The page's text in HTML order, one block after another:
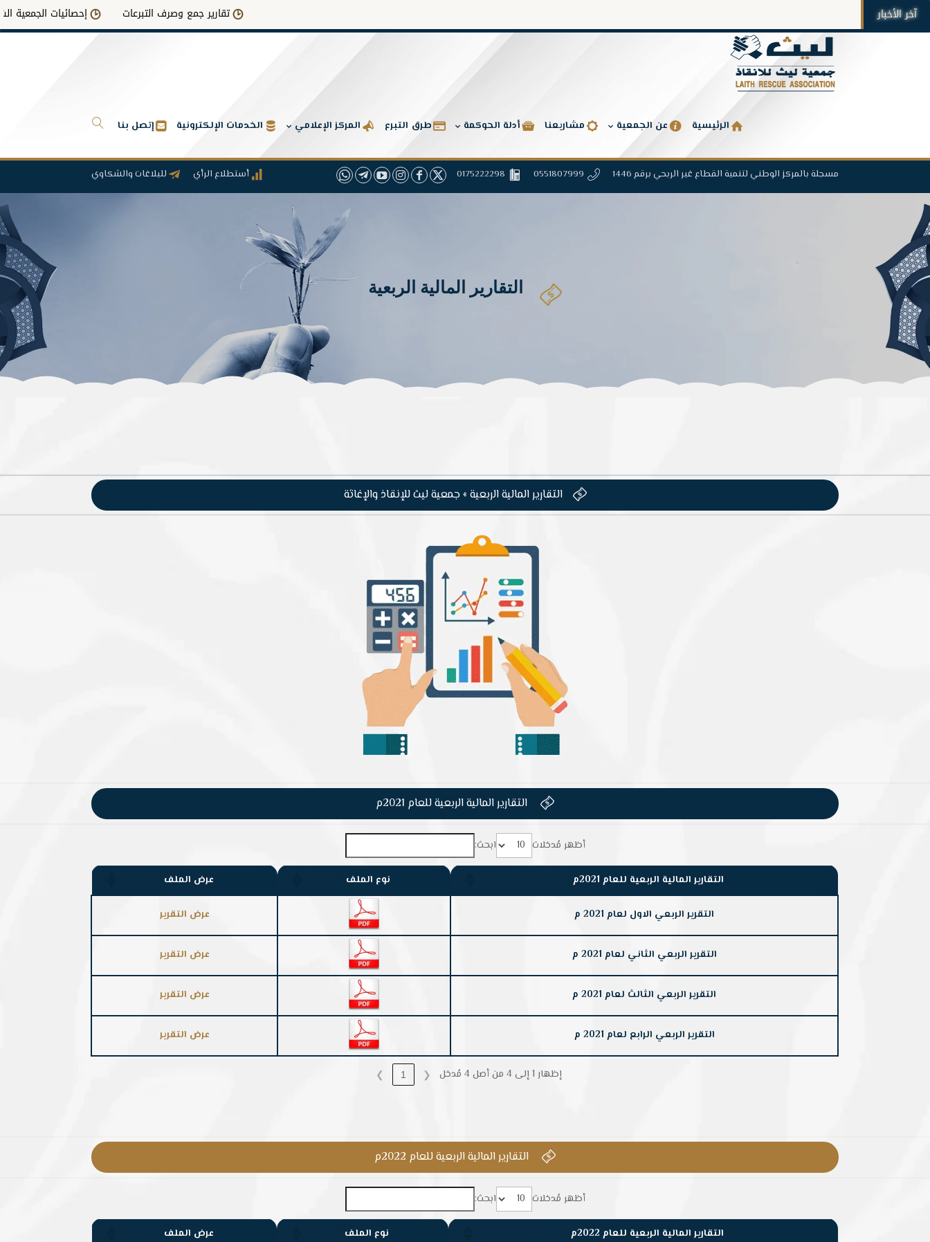
آخر الأخبار تقارير جمع وصرف التبرعات إحصائيات الجمعية الشاملة
الرئيسية عن الجمعية مشاريعنا أدلة الحوكمة طرق التبرع المركز الإعلامي الخدمات الإلكترونية إتصل بنا
مسجلة بالمركز الوطني لتنمية القطاع غير الربحي برقم 1446 0551807999
0175222298 أستطلاع الرأي للبلاغات والشكاوي
 التقارير المالية الربعية
 التقارير المالية الربعية » جمعية ليث للإنقاذ والإغاثة
 التقارير المالية الربعية للعام 2021م
أظهر مُدخلات ابحث:
التقارير المالية الربعية للعام 2021م نوع الملف عرض الملف
التقرير الربعي الاول لعام 2021 م عرض التقرير
التقرير الربعي الثاني لعام 2021 م عرض التقرير
التقرير الربعي الثالث لعام 2021 م عرض التقرير
التقرير الربعي الرابع لعام 2021 م عرض التقرير
إظهار 1 إلى 4 من أصل 4 مُدخل ❮
1
❯
 التقارير المالية الربعية للعام 2022م
أظهر مُدخلات ابحث:
التقارير المالية الربعية للعام 2022م نوع الملف عرض الملف